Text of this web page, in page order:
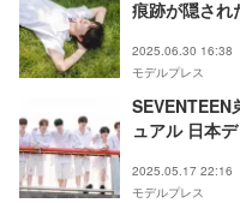
痕跡が隠され
2025.06.30 16:38
モデルプレス
SEVENTEEN
ュアル 日本
2025.05.17 22:16
モデルプレス